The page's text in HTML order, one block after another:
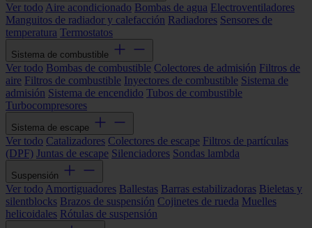
Ver todo Aire acondicionado Bombas de agua Electroventiladores
Manguitos de radiador y calefacción Radiadores Sensores de
temperatura Termostatos
Sistema de combustible
Ver todo Bombas de combustible Colectores de admisión Filtros de
aire Filtros de combustible Inyectores de combustible Sistema de
admisión Sistema de encendido Tubos de combustible
Turbocompresores
Sistema de escape
Ver todo Catalizadores Colectores de escape Filtros de partículas
(DPF) Juntas de escape Silenciadores Sondas lambda
Suspensión
Ver todo Amortiguadores Ballestas Barras estabilizadoras Bieletas y
silentblocks Brazos de suspensión Cojinetes de rueda Muelles
helicoidales Rótulas de suspensión